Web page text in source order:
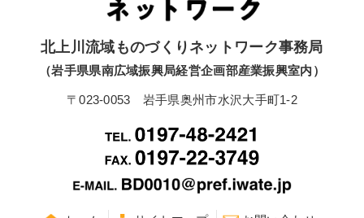
北上川流域ものづくりネットワーク事務局
（岩手県県南広域振興局経営企画部産業振興室内）
〒023-0053 岩手県奥州市水沢大手町1-2